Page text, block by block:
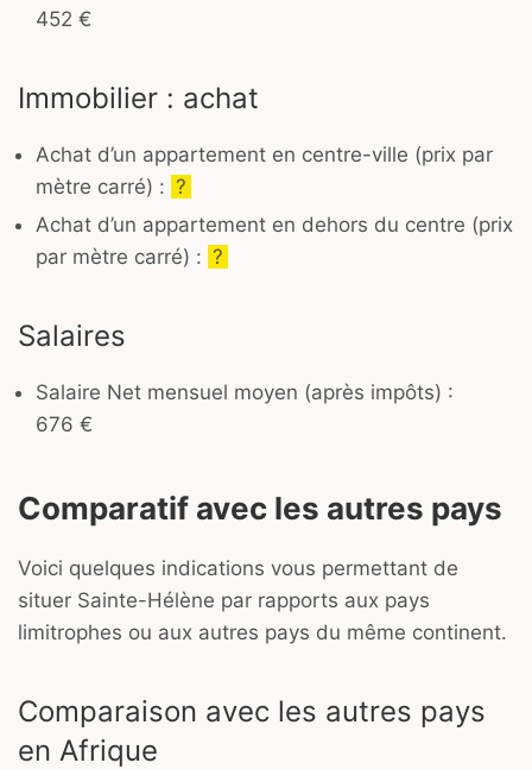
452 €
Immobilier : achat
Achat d’un appartement en centre-ville (prix par
mètre carré) : ?
Achat d’un appartement en dehors du centre (prix
par mètre carré) : ?
Salaires
Salaire Net mensuel moyen (après impôts) :
676 €
Comparatif avec les autres pays
Voici quelques indications vous permettant de
situer Sainte-Hélène par rapports aux pays
limitrophes ou aux autres pays du même continent.
Comparaison avec les autres pays
en Afrique